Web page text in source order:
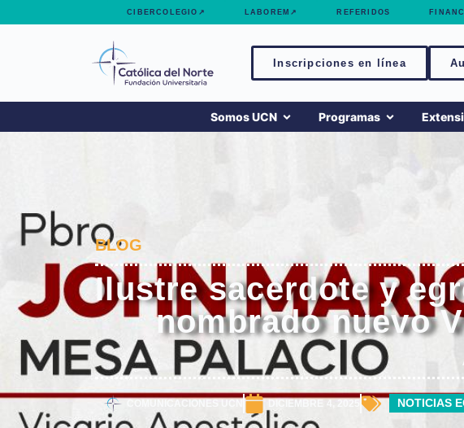
CIBERCOLEGIO↗ LABOREM↗ REFERIDOS
Inscripciones en línea
Somos UCN Programas
BLOG
Ilustre sacerdote y
nombrado nuevo
COMUNICACIONES UCN DICIEMBRE 4, 2025 NOTICIAS